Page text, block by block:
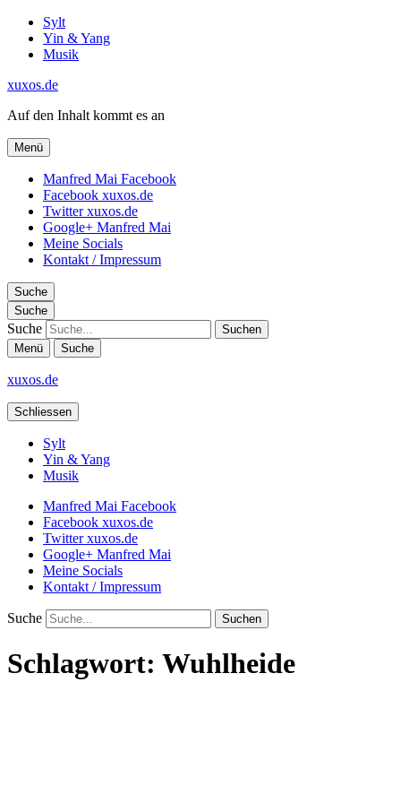
Sylt
Yin & Yang
Musik
xuxos.de
Auf den Inhalt kommt es an
Menü
Manfred Mai Facebook
Facebook xuxos.de
Twitter xuxos.de
Google+ Manfred Mai
Meine Socials
Kontakt / Impressum
Suche
Suche
Suche
Menü Suche
xuxos.de
Schliessen
Sylt
Yin & Yang
Musik
Manfred Mai Facebook
Facebook xuxos.de
Twitter xuxos.de
Google+ Manfred Mai
Meine Socials
Kontakt / Impressum
Suche
Schlagwort: Wuhlheide